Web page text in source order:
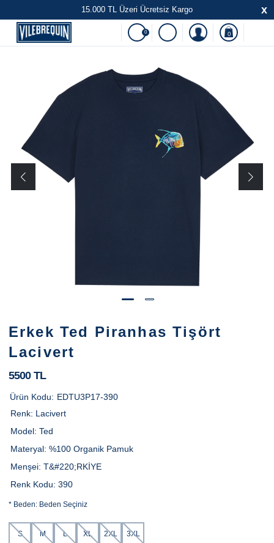
15.000 TL Üzeri Ücretsiz Kargo x
0 0
Erkek Ted Piranhas Tişört
Lacivert
5500 TL
Ürün Kodu: EDTU3P17-390
Renk: Lacivert
Model: Ted
Materyal: %100 Organik Pamuk
Menşei: T&#220;RKİYE
Renk Kodu: 390
* Beden: Beden Seçiniz
S M L XL 2XL 3XL